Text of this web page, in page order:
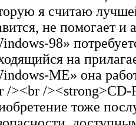
я считаю
не помогает
98»
на
ME» она
/><br /
тоже